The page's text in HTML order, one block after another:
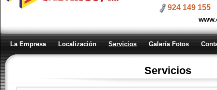
924 149 155
La Empresa Localización Servicios Galería Fotos
Servicios